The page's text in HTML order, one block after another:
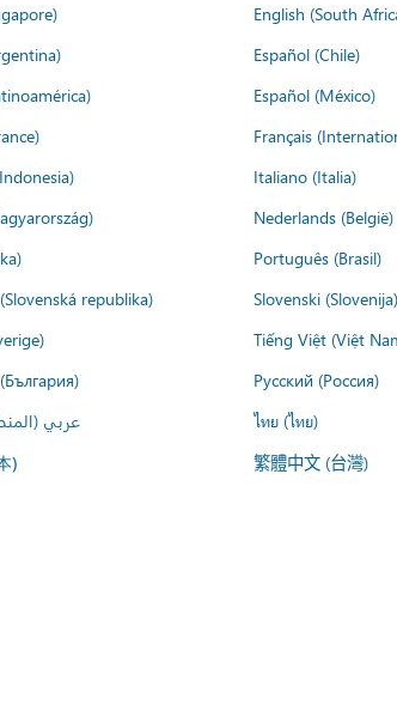
English (South
Español (Chile)
Español (México)
Français
Italiano (Italia)
Nederlands (België)
Português (Brasil)
republika) Slovenski (Slovenija)
Tiếng Việt (Việt
Русский (Россия)
عربي ไทย (ไทย)
) 繁體中文 (台灣)